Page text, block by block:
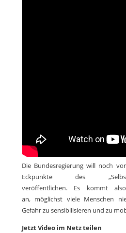
Die Bundesregierung will noch
Eckpunkte des
veröffentlichen. Es kommt
an, möglichst viele Menschen
Gefahr zu sensibilisieren und zu
Jetzt Video im Netz teilen